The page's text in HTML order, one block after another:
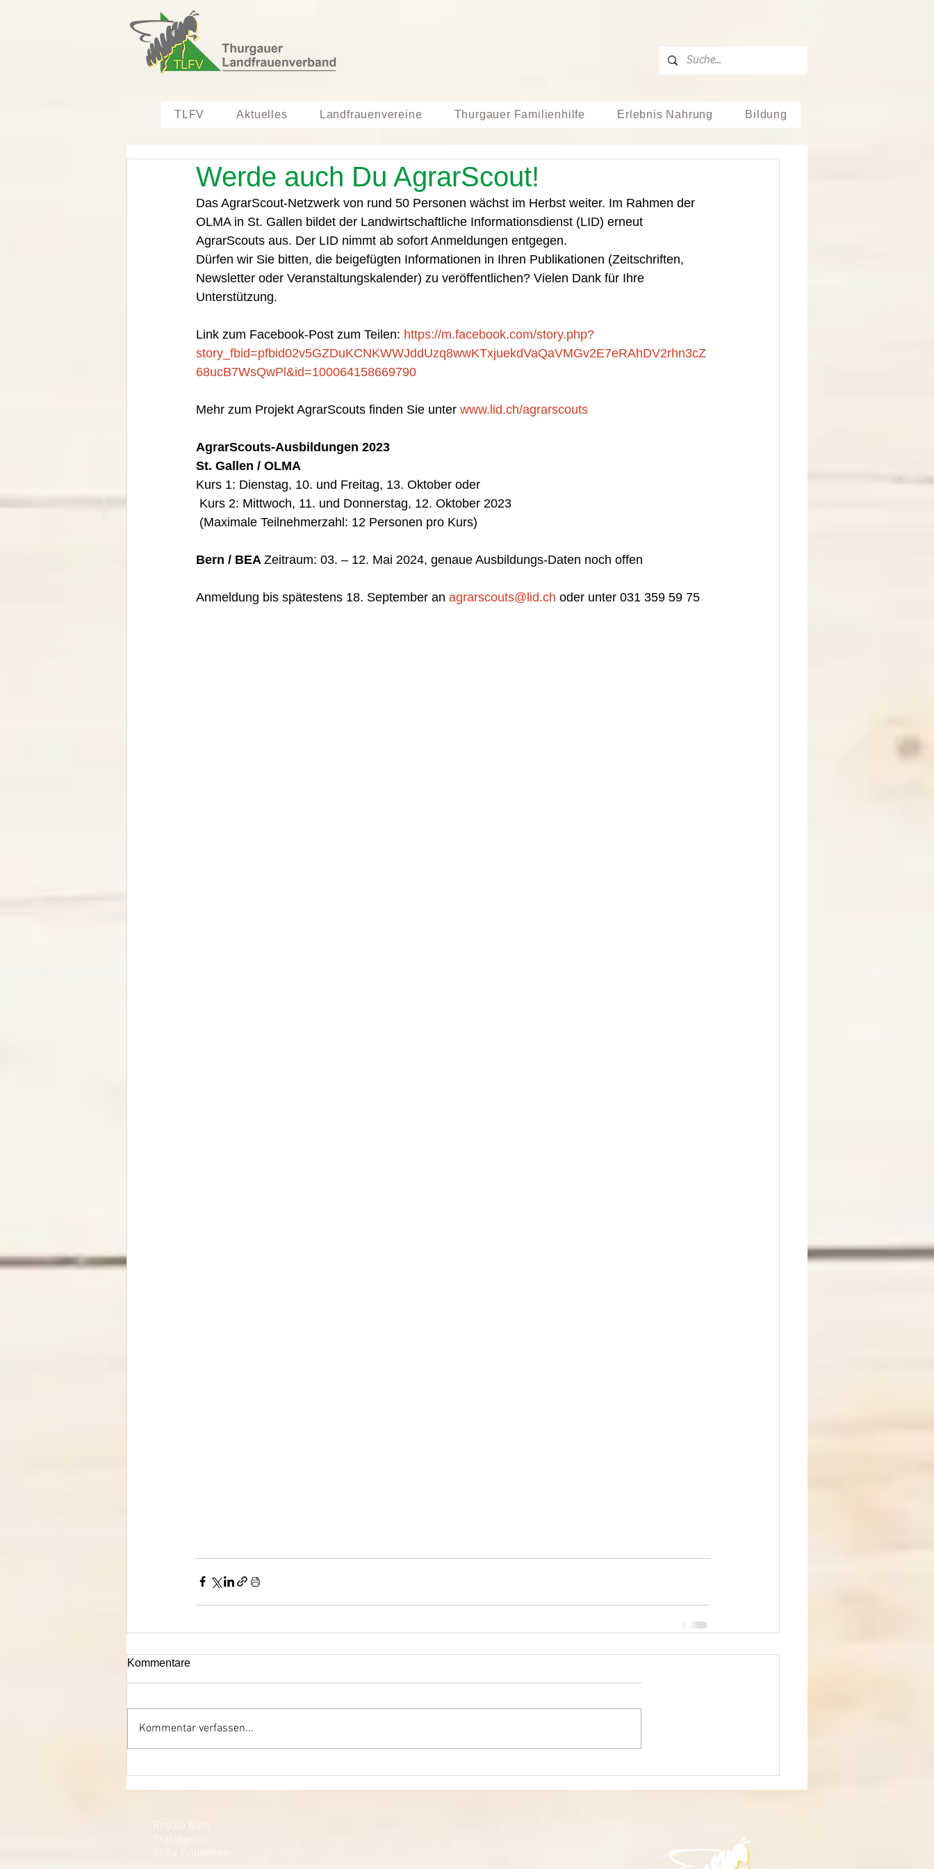
Werde auch Du AgrarScout!
Das AgrarScout-Netzwerk von rund 50 Personen wächst im Herbst weiter. Im Rahmen der
OLMA in St. Gallen bildet der Landwirtschaftliche Informationsdienst (LID) erneut
AgrarScouts aus. Der LID nimmt ab sofort Anmeldungen entgegen.
Dürfen wir Sie bitten, die beigefügten Informationen in Ihren Publikationen (Zeitschriften,
Newsletter oder Veranstaltungskalender) zu veröffentlichen? Vielen Dank für Ihre
Unterstützung.
Link zum Facebook-Post zum Teilen: https://m.facebook.com/story.php?
story_fbid=pfbid02v5GZDuKCNKWWJddUzq8wwKTxjuekdVaQaVMGv2E7eRAhDV2rhn3cZ
68ucB7WsQwPl&id=100064158669790
Mehr zum Projekt AgrarScouts finden Sie unter www.lid.ch/agrarscouts
AgrarScouts-Ausbildungen 2023
St. Gallen / OLMA
Kurs 1: Dienstag, 10. und Freitag, 13. Oktober oder
Kurs 2: Mittwoch, 11. und Donnerstag, 12. Oktober 2023
(Maximale Teilnehmerzahl: 12 Personen pro Kurs)
Bern / BEA Zeitraum: 03. – 12. Mai 2024, genaue Ausbildungs-Daten noch offen
Anmeldung bis spätestens 18. September an agrarscouts@lid.ch oder unter 031 359 59 75
Kommentare
Kommentar verfassen...
TLFV Aktuelles Landfrauenvereine Thurgauer Familienhilfe Erlebnis Nahrung Bildung
Regula Böhi
Präsidentin
9504 Friltschen